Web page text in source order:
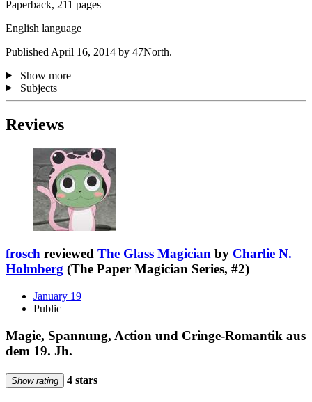
Paperback, 211 pages
English language
Published April 16, 2014 by 47North.
Show more
Subjects
Reviews
frosch reviewed The Glass Magician by Charlie N.
Holmberg (The Paper Magician Series, #2)
January 19
Public
Magie, Spannung, Action und Cringe-Romantik aus
dem 19. Jh.
Show rating 4 stars